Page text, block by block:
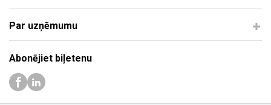
Par uzņēmumu
Abonējiet biļetenu